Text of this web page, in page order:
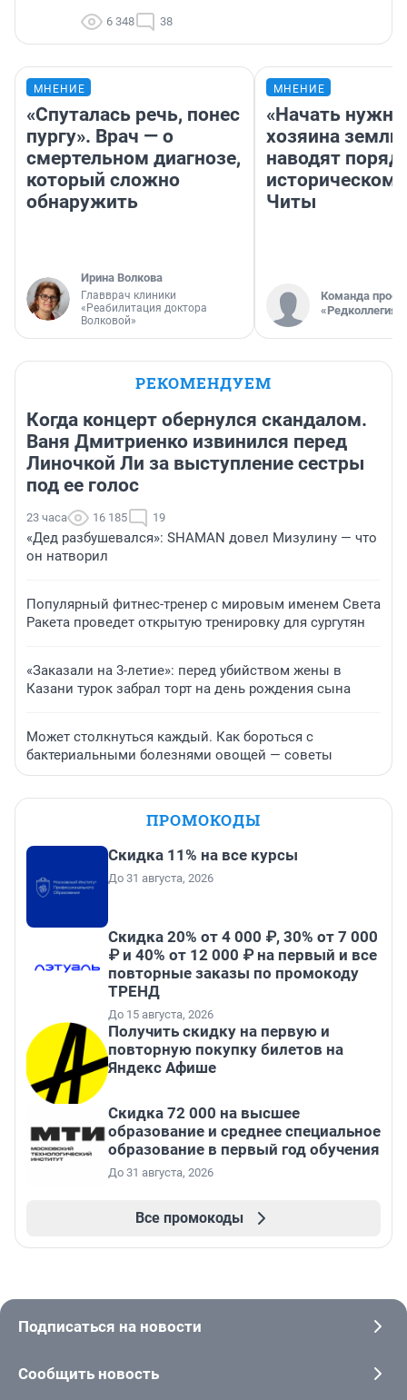
6 348 38
МНЕНИЕ
«Спуталась речь, понес
пургу». Врач — о
смертельном диагнозе,
который сложно
обнаружить
Ирина Волкова
Главврач клиники
«Реабилитация доктора
Волковой»
МНЕНИЕ
«Начать нужно
хозяина
наводят
историческом
Читы
Команда
«Редколлегия»
РЕКОМЕНДУЕМ
Когда концерт обернулся скандалом.
Ваня Дмитриенко извинился перед
Линочкой Ли за выступление сестры
под ее голос
23 часа 16 185 19
«Дед разбушевался»: SHAMAN довел Мизулину — что
он натворил
Популярный фитнес-тренер с мировым именем Света
Ракета проведет открытую тренировку для сургутян
«Заказали на 3-летие»: перед убийством жены в
Казани турок забрал торт на день рождения сына
Может столкнуться каждый. Как бороться с
бактериальными болезнями овощей — советы
ПРОМОКОДЫ
Скидка 11% на все курсы
До 31 августа, 2026
Скидка 20% от 4 000 ₽, 30% от 7 000
₽ и 40% от 12 000 ₽ на первый и все
повторные заказы по промокоду
ТРЕНД
До 15 августа, 2026
Получить скидку на первую и
повторную покупку билетов на
Яндекс Афише
Скидка 72 000 на высшее
образование и среднее специальное
образование в первый год обучения
До 31 августа, 2026
Все промокоды
Подписаться на новости
Сообщить новость